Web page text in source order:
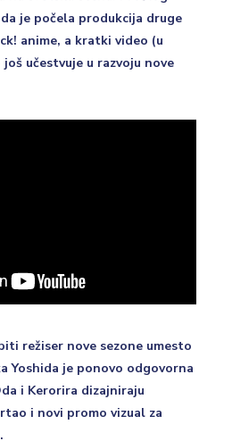
je počela produkcija druge
anime, a kratki video (u
učestvuje u razvoju nove
režiser nove sezone umesto
Yoshida je ponovo odgovorna
i Kerorira dizajniraju
i novi promo vizual za